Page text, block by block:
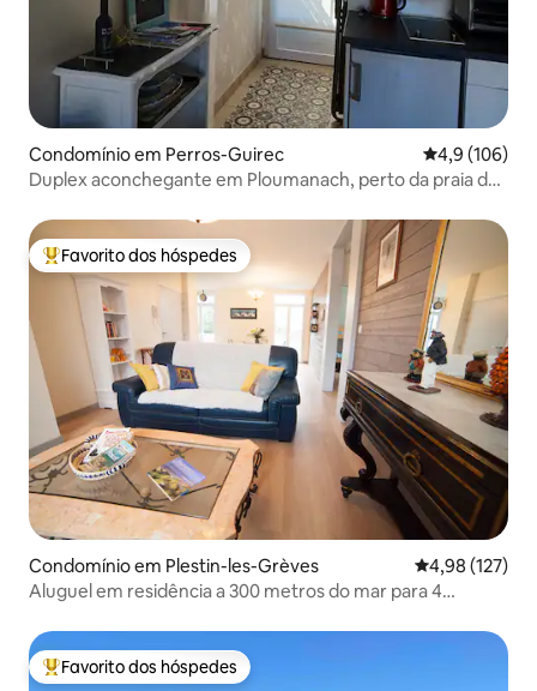
Condomínio em Perros-Guirec Classificação
4,9 (106)
Duplex aconchegante em Ploumanach, perto da praia de
Favoritos dos hóspedes mais apreciados
Favorito dos hóspedes
Condomínio em Plestin-les-Grèves Classificação
4,98 (127)
Aluguel em residência a 300 metros do mar para 4
Favoritos dos hóspedes mais apreciados
Favorito dos hóspedes